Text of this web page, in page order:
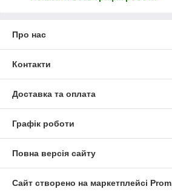
Про нас
Контакти
Доставка та оплата
Графік роботи
Повна версія сайту
Сайт створено на маркетплейсі